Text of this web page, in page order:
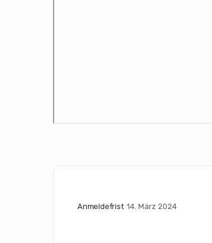
Anmeldefrist 14. März 2024